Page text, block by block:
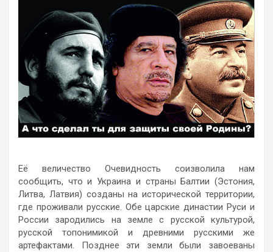
Её величество Очевидность соизволила нам
сообщить, что и Украина и страны Балтии (Эстония,
Литва, Латвия) созданы на исторической территории,
где проживали русские. Обе царские династии Руси и
России зародились на земле с русской культурой,
русской топонимикой и древними русскими же
артефактами. Позднее эти земли были завоеваны